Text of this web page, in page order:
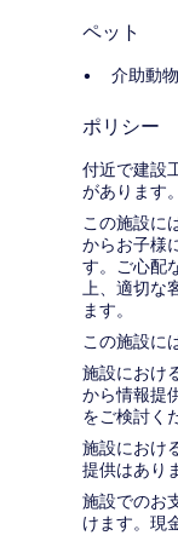
ペット
介助動
ポリシー
付近で建設
があります。
この施設に
からお子様
す。ご心配
上、適切な
ます。
この施設に
施設におけ
から情報提
をご検討く
施設におけ
提供はあり
施設でのお
けます。現